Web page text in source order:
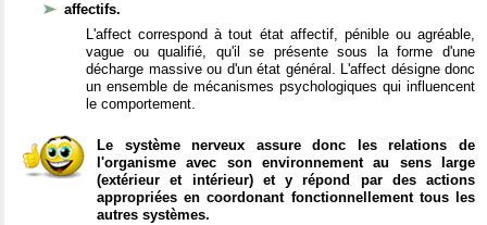
affectifs.
L'affect correspond à tout état affectif, pénible ou agréable,
vague ou qualifié, qu'il se présente sous la forme d'une
décharge massive ou d'un état général. L'affect désigne donc
un ensemble de mécanismes psychologiques qui influencent
le comportement.
Le système nerveux assure donc les relations de
l'organisme avec son environnement au sens large
(extérieur et intérieur) et y répond par des actions
appropriées en coordonant fonctionnellement tous les
autres systèmes.